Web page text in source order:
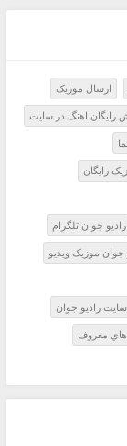
ارسال موزيک
رايگان اهنگ در سايت
رايگان
راديو جوان تلگرام
جوان موزيک ويديو
راديو جوان
هاي معروف